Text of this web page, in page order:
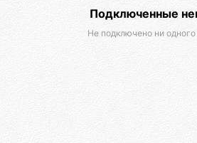
Подключенные
Не подключено ни одного